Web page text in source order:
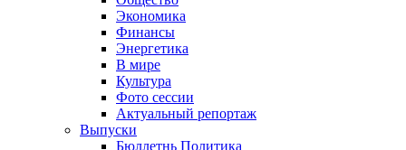
Экономика
Финансы
Энергетика
В мире
Культура
Фото сессии
Актуальный репортаж
Выпуски
Бюллетнь Политика